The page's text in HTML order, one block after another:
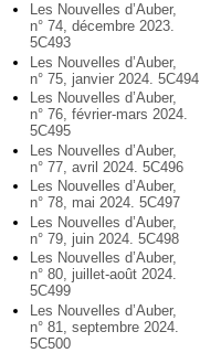
Les Nouvelles d’Auber,
n° 74, décembre 2023.
5C493
Les Nouvelles d’Auber,
n° 75, janvier 2024. 5C494
Les Nouvelles d’Auber,
n° 76, février-mars 2024.
5C495
Les Nouvelles d’Auber,
n° 77, avril 2024. 5C496
Les Nouvelles d’Auber,
n° 78, mai 2024. 5C497
Les Nouvelles d’Auber,
n° 79, juin 2024. 5C498
Les Nouvelles d’Auber,
n° 80, juillet-août 2024.
5C499
Les Nouvelles d’Auber,
n° 81, septembre 2024.
5C500